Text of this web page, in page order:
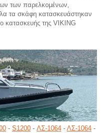
των παρελκομένων,
τα σκάφη κατασκευάστηκαν
κατασκευής της VIKING
- S1200- ΛΣ-1064- ΛΣ-1064-